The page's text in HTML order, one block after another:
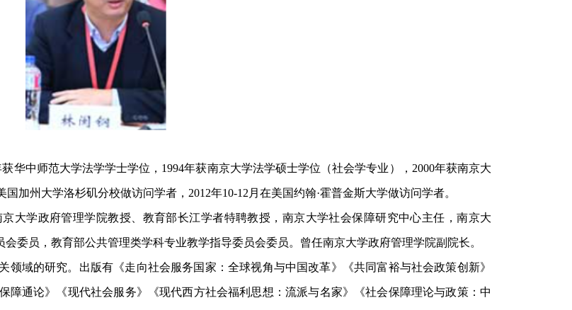
华中师范大学法学学士学位，1994年获南京大学法学硕士学位（社会学专业），2000年获南京大
加州大学洛杉矶分校做访问学者，2012年10-12月在美国约翰·霍普金斯大学做访问学者。
大学政府管理学院教授、教育部长江学者特聘教授，南京大学社会保障研究中心主任，南京大
委员，教育部公共管理类学科专业教学指导委员会委员。曾任南京大学政府管理学院副院长。
域的研究。出版有《走向社会服务国家：全球视角与中国改革》《共同富裕与社会政策创新》
障通论》《现代社会服务》《现代西方社会福利思想：流派与名家》《社会保障理论与政策：中